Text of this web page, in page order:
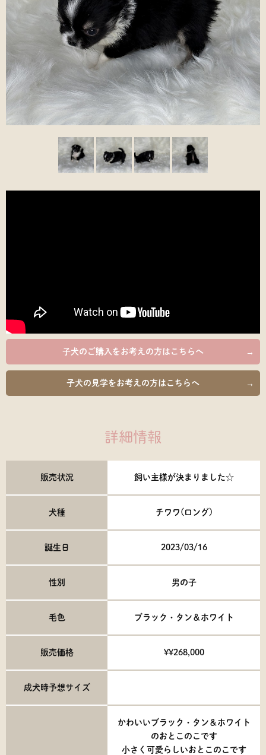
子犬のご購入をお考えの方はこちらへ
子犬の見学をお考えの方はこちらへ
詳細情報
販売状況 飼い主様が決まりました☆
犬種 チワワ(ロング)
誕生日 2023/03/16
性別 男の子
毛色 ブラック・タン＆ホワイト
販売価格 ¥¥268,000
成犬時予想サイズ
かわいいブラック・タン＆ホワイト
のおとこのこです
小さく可愛らしいおとこのこです